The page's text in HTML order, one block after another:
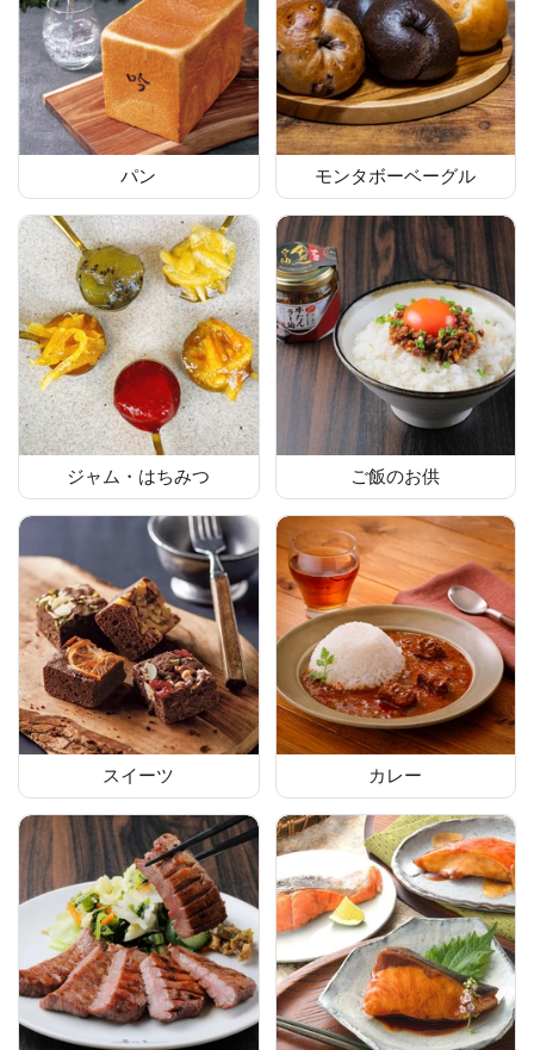
パン モンタボーベーグル
ジャム・はちみつ ご飯のお供
スイーツ カレー